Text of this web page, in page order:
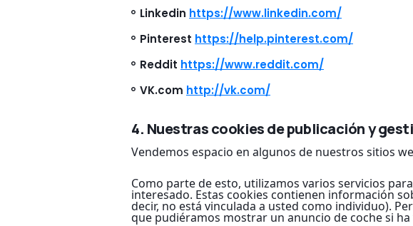
Linkedin https://www.linkedin.com/
Pinterest https://help.pinterest.com/
Reddit https://www.reddit.com/
VK.com http://vk.com/
4. Nuestras cookies de publicación y
Vendemos espacio en algunos de nuestros sitios
Como parte de esto, utilizamos varios servicios
interesado. Estas cookies contienen información
decir, no está vinculada a usted como individuo).
que pudiéramos mostrar un anuncio de coche si